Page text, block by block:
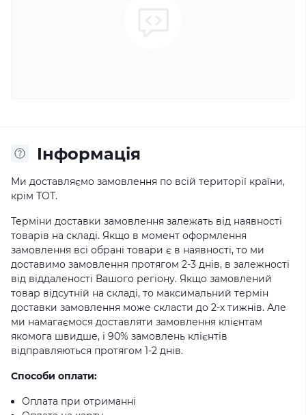
Iнформація
Ми доставляємо замовлення по всій території країни,
крім ТОТ.
Терміни доставки замовлення залежать від наявності
товарів на складі. Якщо в момент оформлення
замовлення всі обрані товари є в наявності, то ми
доставимо замовлення протягом 2-3 днів, в залежності
від віддаленості Вашого регіону. Якщо замовлений
товар відсутній на складі, то максимальний термін
доставки замовлення може скласти до 2-х тижнів. Але
ми намагаємося доставляти замовлення клієнтам
якомога швидше, і 90% замовлень клієнтів
відправляються протягом 1-2 днів.
Способи оплати:
Оплата при отриманні